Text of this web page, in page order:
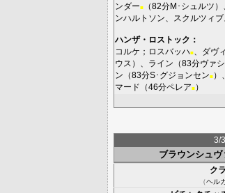
ンダー■ （82分M･シュルツ ）
ンハルトソン
スクルツィ
ハンザ・ロストック ：
コルケ ； ロスバッハ■ ダヴ
ウス ）、 ライン （83分ヴァ
ン （83分S･グジョンセン■ ）、
マード （46分ペレア■ ）
3/
ブラウンシュヴ
ク
（ヘル